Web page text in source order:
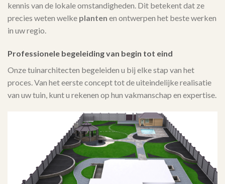
kennis van de lokale omstandigheden. Dit betekent dat ze
precies weten welke planten en ontwerpen het beste werken
in uw regio.
Professionele begeleiding van begin tot eind
Onze tuinarchitecten begeleiden u bij elke stap van het
proces. Van het eerste concept tot de uiteindelijke realisatie
van uw tuin, kunt u rekenen op hun vakmanschap en expertise.